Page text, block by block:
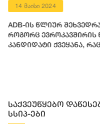
14 მაისი 2024
ADB-ის წლიურ
როგორც ევროკავშირის
კანდიდატი ქვეყანა,
საქვეუწყებო
სსიპ-ები